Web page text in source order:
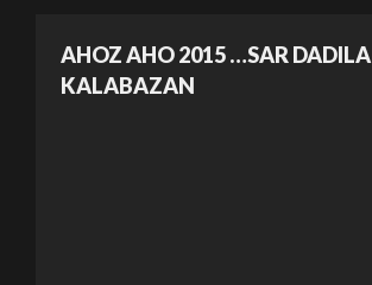
AHOZ AHO 2015 …SAR DADILA
KALABAZAN